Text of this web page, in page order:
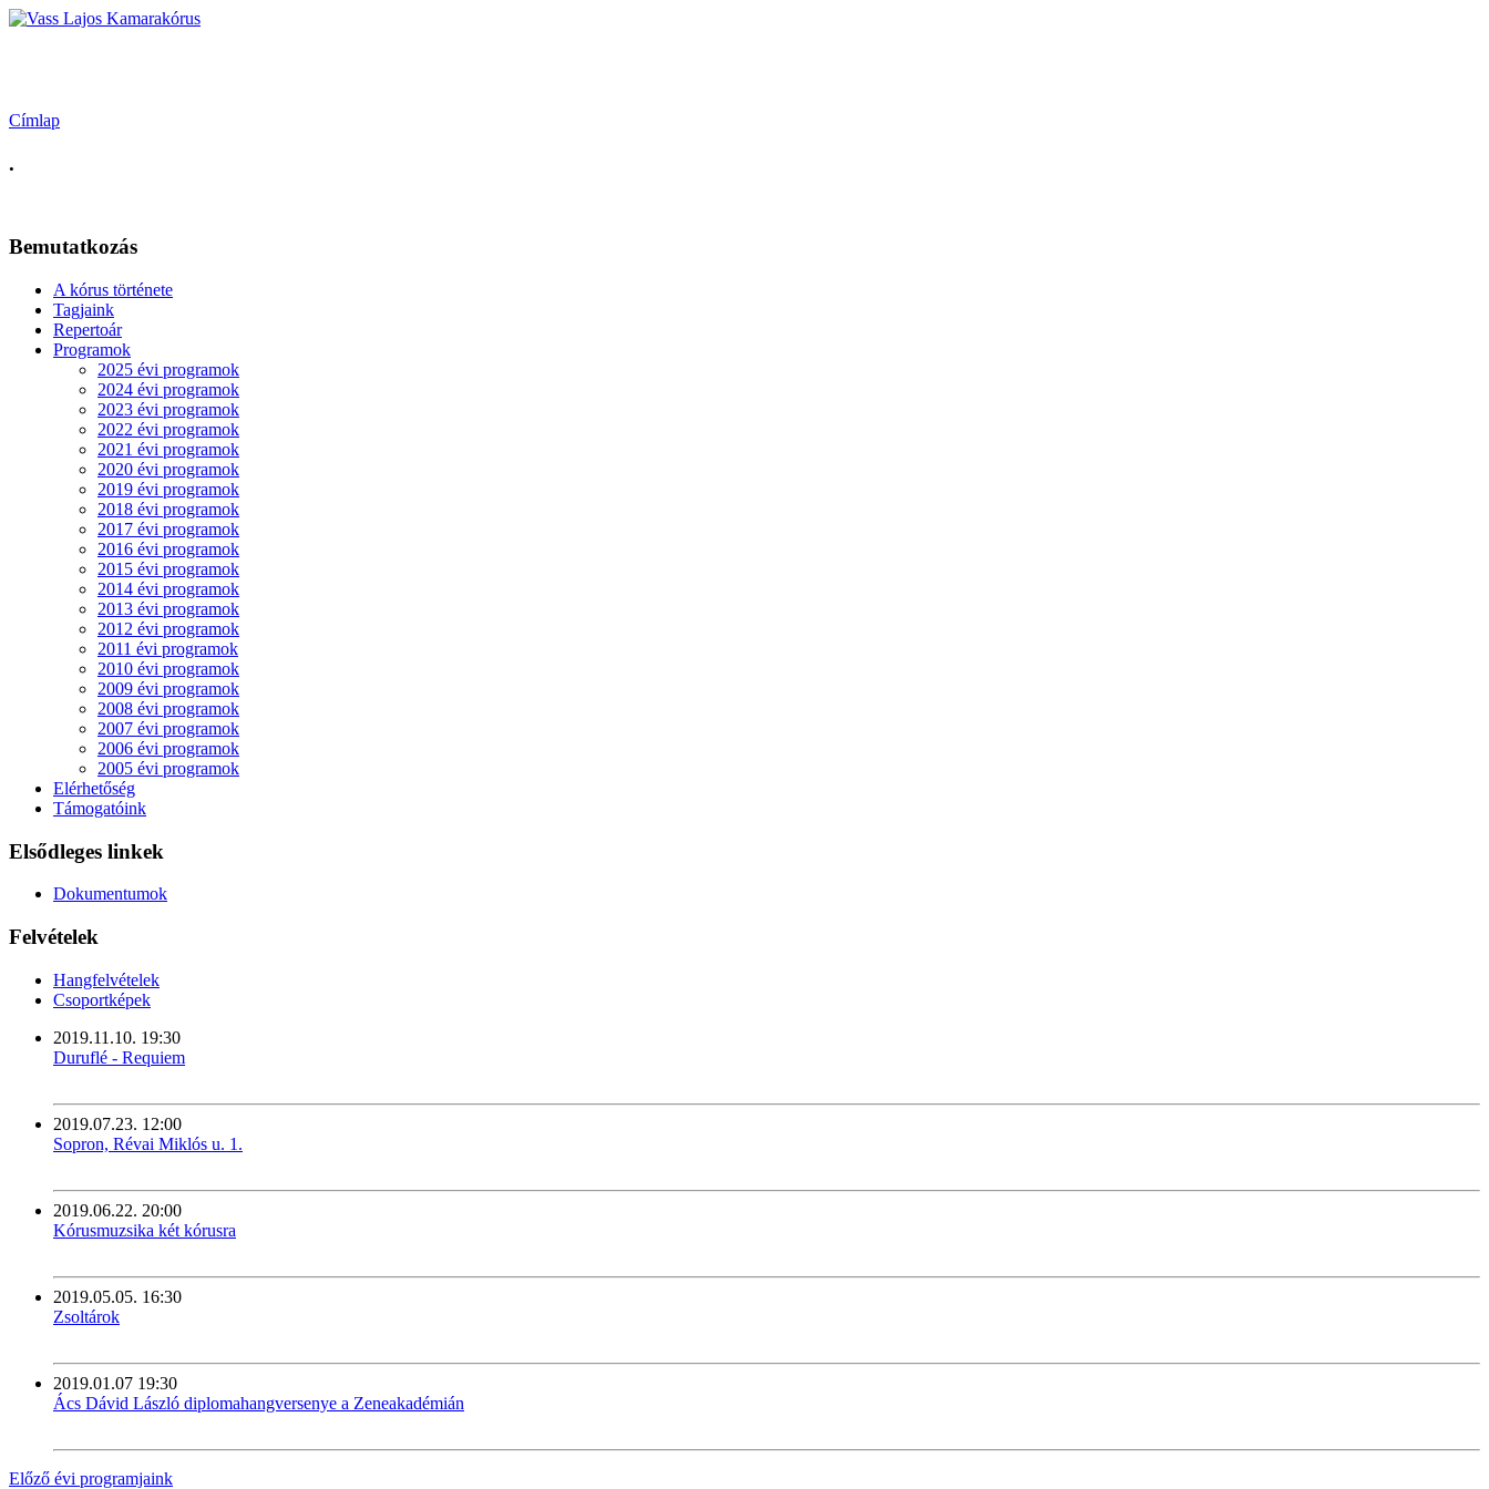
Címlap
.
Bemutatkozás
A kórus története
Tagjaink
Repertoár
Programok
2025 évi programok
2024 évi programok
2023 évi programok
2022 évi programok
2021 évi programok
2020 évi programok
2019 évi programok
2018 évi programok
2017 évi programok
2016 évi programok
2015 évi programok
2014 évi programok
2013 évi programok
2012 évi programok
2011 évi programok
2010 évi programok
2009 évi programok
2008 évi programok
2007 évi programok
2006 évi programok
2005 évi programok
Elérhetőség
Támogatóink
Elsődleges linkek
Dokumentumok
Felvételek
Hangfelvételek
Csoportképek
2019.11.10. 19:30
Duruflé - Requiem
2019.07.23. 12:00
Sopron, Révai Miklós u. 1.
2019.06.22. 20:00
Kórusmuzsika két kórusra
2019.05.05. 16:30
Zsoltárok
2019.01.07 19:30
Ács Dávid László diplomahangversenye a Zeneakadémián
Előző évi programjaink